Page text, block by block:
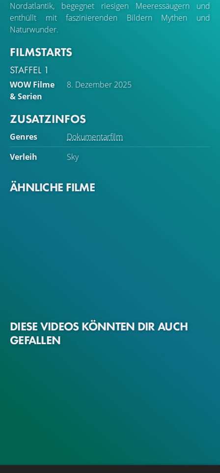
Nordatlantik, begegnet riesigen Meeressäugern und
enthüllt mit faszinierenden Bildern Mythen und
Naturwunder.
FILMSTARTS
STAFFEL 1
WOW Filme
& Serien
8. Dezember 2025
ZUSATZINFOS
Genres
Dokumentarfilm
Verleih
Sky
ÄHNLICHE FILME
DIESE VIDEOS KÖNNTEN DIR AUCH
GEFALLEN